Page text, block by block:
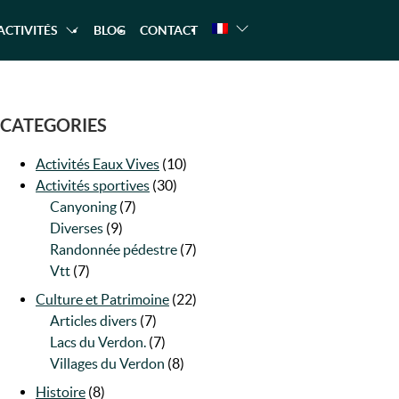
LES GORGES DU VERDON
BLOG CONTACT
CATEGORIES
Activités Eaux Vives (10)
Activités sportives (30)
Canyoning (7)
Diverses (9)
Randonnée pédestre (7)
Vtt (7)
Culture et Patrimoine (22)
Articles divers (7)
Lacs du Verdon. (7)
Villages du Verdon (8)
Histoire (8)